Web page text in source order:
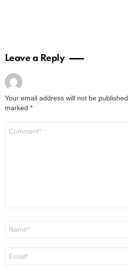
Leave a Reply
Your email address will not be published.
marked *